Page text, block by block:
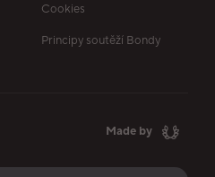
Cookies
Principy soutěží Bondy
Made by